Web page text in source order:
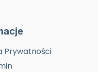
Prywatności